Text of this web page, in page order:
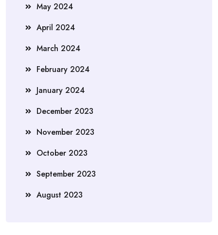
May 2024
April 2024
March 2024
February 2024
January 2024
December 2023
November 2023
October 2023
September 2023
August 2023